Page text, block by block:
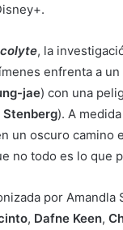
, la
enfrenta a
jae) con una
Stenberg). A
un oscuro camino
no todo es lo que
por Amandla
, Dafne Keen,